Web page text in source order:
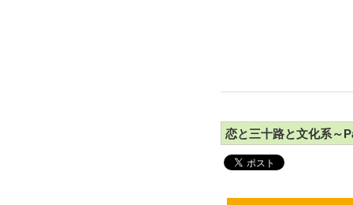
恋と三十路と文化系～